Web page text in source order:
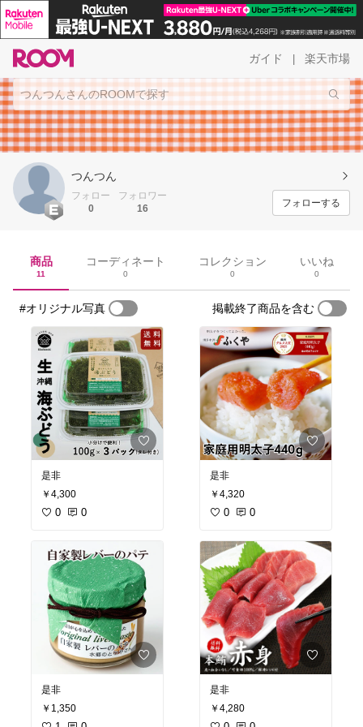
ガイド 楽天市場
つんつん
フォロー
0
フォロワー
16
フォローする
商品
11
コーディネート
0
コレクション
0
いいね
0
#オリジナル写真 掲載終了商品を含む
是非
￥4,300
0 0
是非
￥1,350
是非
￥4,320
0 0
是非
￥4,280